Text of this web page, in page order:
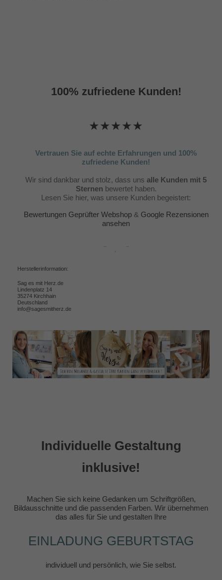
100% zufriedene Kunden!
★★★★★
Vertrauen Sie auf echte Erfahrungen und 100%
zufriedene Kunden!
Wir sind dankbar und stolz, dass uns alle Kunden mit 5
Sternen bewertet haben.
Lesen Sie hier, was unsere Kunden begeistert:
Bewertungen Geprüfter Webshop& Google Rezensionen
ansehen
Herstellerinformation:
Sag es mit Herz.de
Lindenplatz 14
35274 Kirchhain
Deutschland
info@sagesmitherz.de
Individuelle Gestaltung
inklusive!
Machen Sie sich keine Gedanken um Schriftgrößen,
Bildausschnitte und die passenden Farben. Wir übernehmen
das alles für Sie und gestalten Ihre
EINLADUNG GEBURTSTAG
individuell und persönlich, wie Sie selbst.